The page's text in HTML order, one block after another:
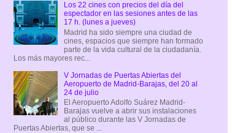
Los 22 cines con precios del día del
espectador en las sesiones antes de las
17 h. (lunes a jueves)
Madrid ha sido siempre una ciudad de
cines, espacios que siempre han formado
parte de la vida cultural de la ciudadanía.
Los más mayores rec...
V Jornadas de Puertas Abiertas del
Aeropuerto de Madrid-Barajas, del 20 al
24 de julio
El Aeropuerto Adolfo Suárez Madrid-
Barajas vuelve a abrir sus instalaciones
al público durante las V Jornadas de
Puertas Abiertas, que se ...